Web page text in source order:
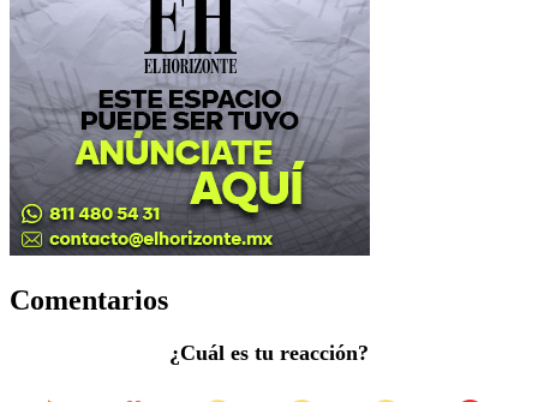
Comentarios